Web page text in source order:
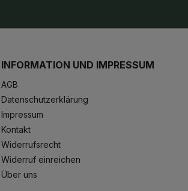
INFORMATION UND IMPRESSUM
AGB
Datenschutzerklärung
Impressum
Kontakt
Widerrufsrecht
Widerruf einreichen
Über uns